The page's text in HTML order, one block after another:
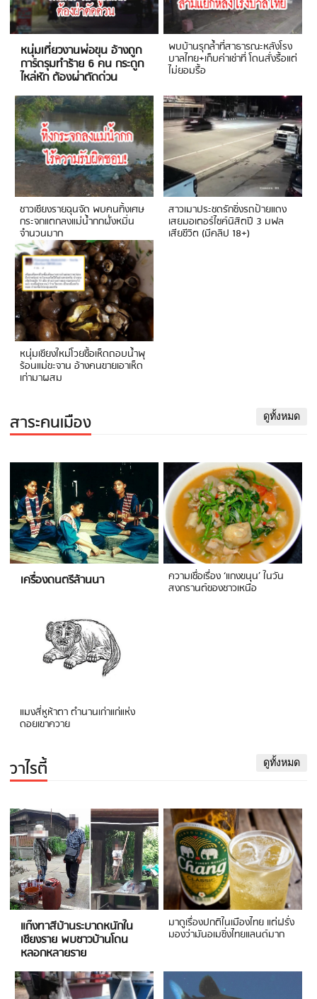
หนุ่มเที่ยวงานพ่อขุน อ้างถูก
การ์ดรุมทำร้าย 6 คน กระดูก
ไหล่หัก ต้องผ่าตัดด่วน
พบบ้านรุกล้ำที่สาธารณะหลังโรง
บาลไทย+เก็บค่าเช่าที่ โดนสั่งรื้อแต่
ไม่ยอมรื้อ
ชาวเชียงรายฉุนจัด พบคนทิ้งเศษ
กระจกแตกลงแม่น้ำกกฝั่งหมิ่น
จำนวนมาก
สาวเมาประชดรักซิ่งรถป้ายแดง
เสยมอเตอร์ไซค์นิสิตปี 3 มฟล
เสียชีวิต (มีคลิป 18+)
หนุ่มเชียงใหม่โวยซื้อเห็ดถอบน้ำพุ
ร้อนแม่ขะจาน อ้างคนขายเอาเห็ด
เก่ามาผสม
สาระคนเมือง ดูทั้งหมด
เครื่องดนตรีล้านนา ความเชื่อเรื่อง ‘แกงขนุน’ ในวัน
สงกรานต์ของชาวเหนือ
แมงสี่หูห้าตา ตำนานเก่าแก่แห่ง
ดอยเขาควาย
วาไรตี้ ดูทั้งหมด
แก๊งทาสีบ้านระบาดหนักใน
เชียงราย พบชาวบ้านโดน
หลอกหลายราย
มาดูเรื่องปกติในเมืองไทย แต่ฝรั่ง
มองว่ามันอเมซิ่งไทยแลนด์มาก